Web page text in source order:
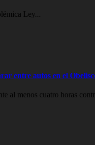
Ley...
entre autos en el
al menos cuatro horas